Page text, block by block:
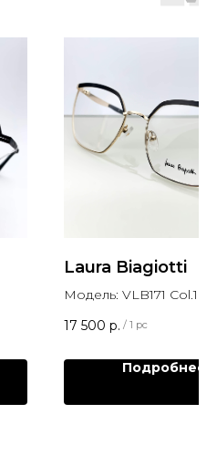
Laura Biagiotti
Модель: VLB171 Col.10
17 500 р. / 1 pc
Подробнее